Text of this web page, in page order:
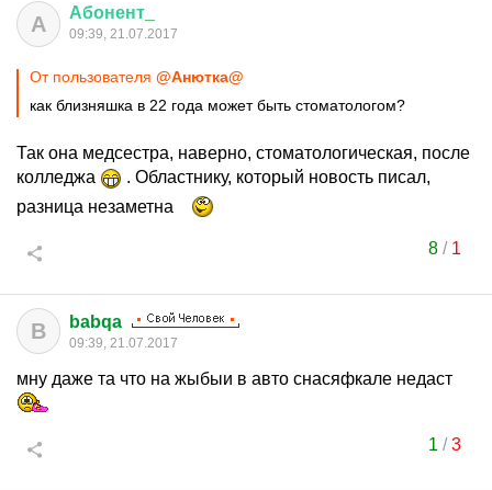
А Абонент
09:39, 21.07.2017
От пользователя @Анютка@
как близняшка в 22 года может быть стоматологом?
Так она медсестра, наверно, стоматологическая, после
колледжа
. Областнику, который новость писал,
разница незаметна
8/ 1
B babqa
09:39, 21.07.2017
мну даже та что на жыбыи в авто снасяфкале недаст
1 /3